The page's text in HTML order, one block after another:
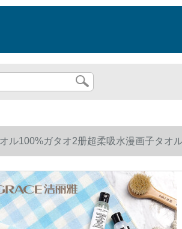
ル100%ガタオ2册超柔吸水漫画子タオ